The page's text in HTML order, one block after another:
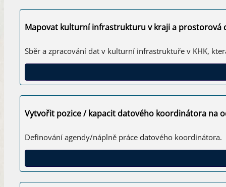
Mapovat kulturní infrastrukturu v kraji a prostorová
Sběr a zpracování dat v kulturní infrastruktuře v KHK,
Vytvořit pozice / kapacit datového koordinátora na
Definování agendy/náplně práce datového koordinátora.